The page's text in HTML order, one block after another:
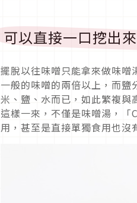
可以直接一口挖出
擺脫以往味噌只能拿來做味噌
一般的味噌的兩倍以上，而鹽
米、鹽、水而已，如此繁複與
這樣一來，不僅是味噌湯，
用，甚至是直接單獨食用也沒